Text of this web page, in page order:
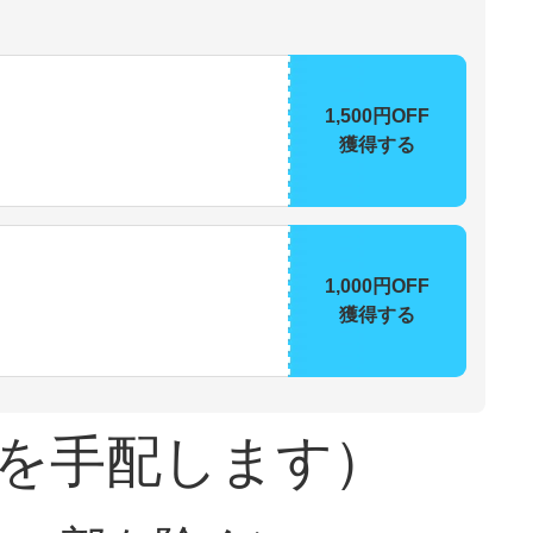
1,500円OFF
獲得する
1,000円OFF
獲得する
手配します）